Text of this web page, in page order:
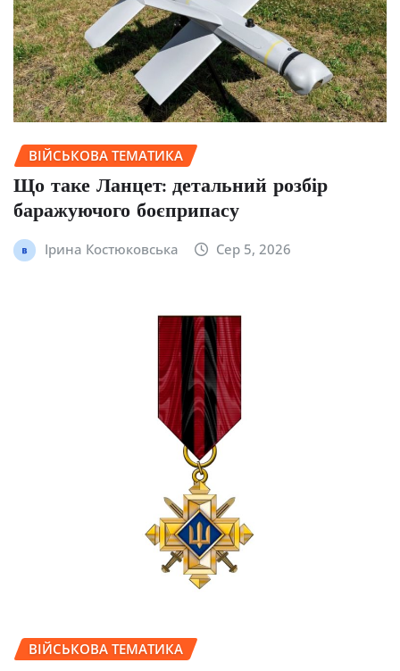
ВІЙСЬКОВА ТЕМАТИКА
Що таке Ланцет: детальний розбір
баражуючого боєприпасу
Ірина Костюковська Сер 5, 2026
ВІЙСЬКОВА ТЕМАТИКА